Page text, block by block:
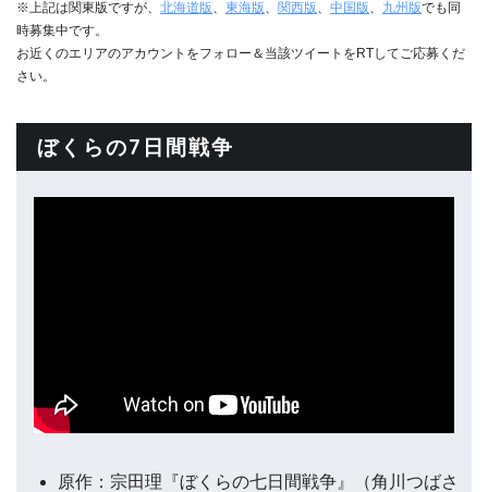
※上記は関東版ですが、 北海道版、 東海版、 関西版、 中国版、 九州版でも同
時募集中です。
お近くのエリアのアカウントをフォロー＆当該ツイートをRTしてご応募くだ
さい。
ぼくらの7日間戦争
原作：宗田理『ぼくらの七日間戦争』（角川つばさ